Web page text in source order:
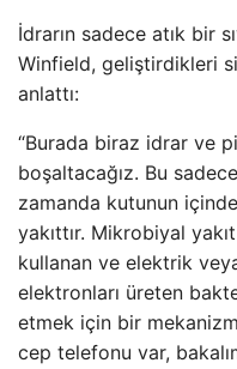
İdrarın sadece atık bir
Winfield, geliştirdikleri
anlattı:
“Burada biraz idrar ve
boşaltacağız. Bu
zamanda kutunun
yakıttır. Mikrobiyal
kullanan ve elektrik
elektronları üreten
etmek için bir
cep telefonu var,